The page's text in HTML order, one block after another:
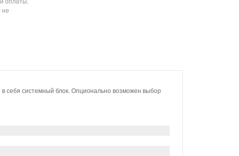
не
себя системный блок. Опционально возможен выбор